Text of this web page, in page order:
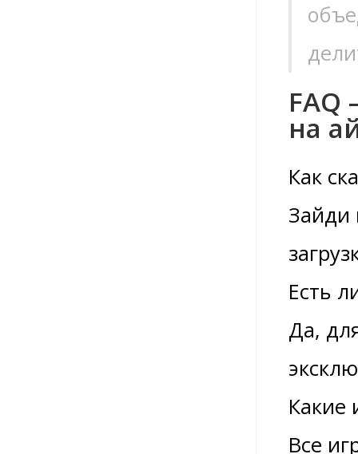
на
Как
Зайди
Есть
Да,
Какие
Все